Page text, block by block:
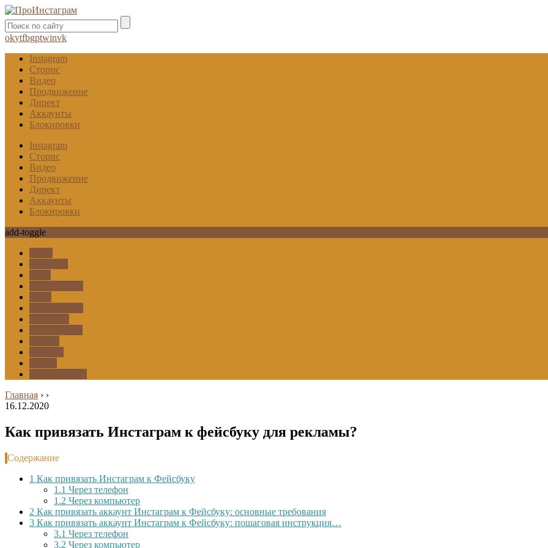
okytfbgptwinvk
Instagram
Сторис
Видео
Продвижение
Директ
Аккаунты
Блокировки
Instagram
Сторис
Видео
Продвижение
Директ
Аккаунты
Блокировки
add-toggle
Главная › ›
16.12.2020
Как привязать Инстаграм к фейсбуку для рекламы?
Содержание
1 Как привязать Инстаграм к Фейсбуку
1.1 Через телефон
1.2 Через компьютер
2 Как привязать аккаунт Инстаграм к Фейсбуку: основные требования
3 Как привязать аккаунт Инстаграм к Фейсбуку: пошаговая инструкция…
3.1 Через телефон
3.2 Через компьютер